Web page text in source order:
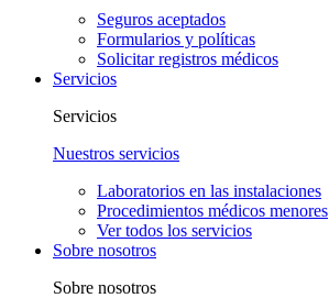
Seguros aceptados
Formularios y políticas
Solicitar registros médicos
Servicios
Servicios
Nuestros servicios
Laboratorios en las instalaciones
Procedimientos médicos menores
Ver todos los servicios
Sobre nosotros
Sobre nosotros